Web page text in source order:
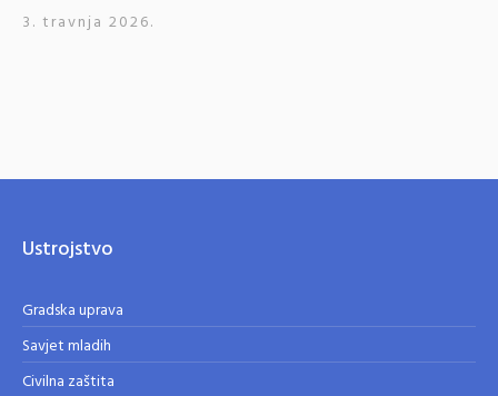
3. travnja 2026.
Ustrojstvo
Gradska uprava
Savjet mladih
Civilna zaštita